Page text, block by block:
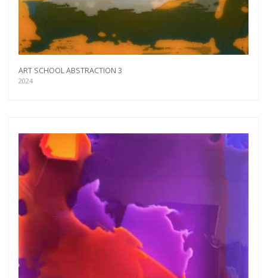
ART SCHOOL ABSTRACTION 3
2024